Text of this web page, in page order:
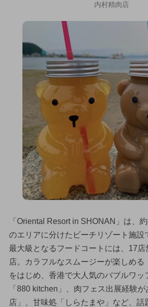
内村精肉店
「Oriental Resort in SHONAN」は、
のエリアに分けたビーチリゾート施設
最大級となるフードコートには、17店
店。カラフルなスムージーが楽しめる
をはじめ、香港で大人気のバブルワッ
「880 kitchen」、肉フェス出展経験
店」、甘味処「しらたまや」など、話